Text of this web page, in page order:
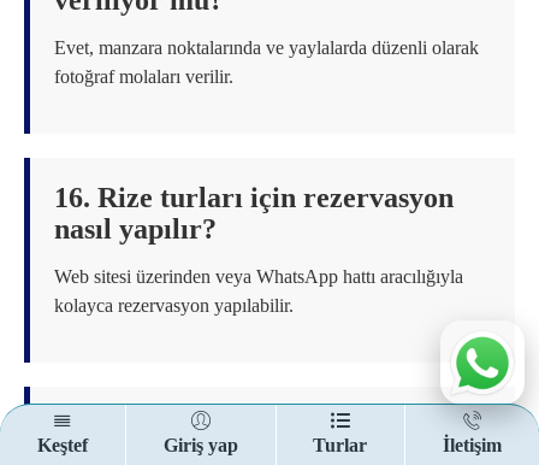
Evet, manzara noktalarında ve yaylalarda düzenli olarak
fotoğraf molaları verilir.
16. Rize turları için rezervasyon
nasıl yapılır?
Web sitesi üzerinden veya WhatsApp hattı aracılığıyla
kolayca rezervasyon yapılabilir.
17. Rize yaylalarına çıkmak zor
mu?
Keştef Giriş yap Turlar İletişim